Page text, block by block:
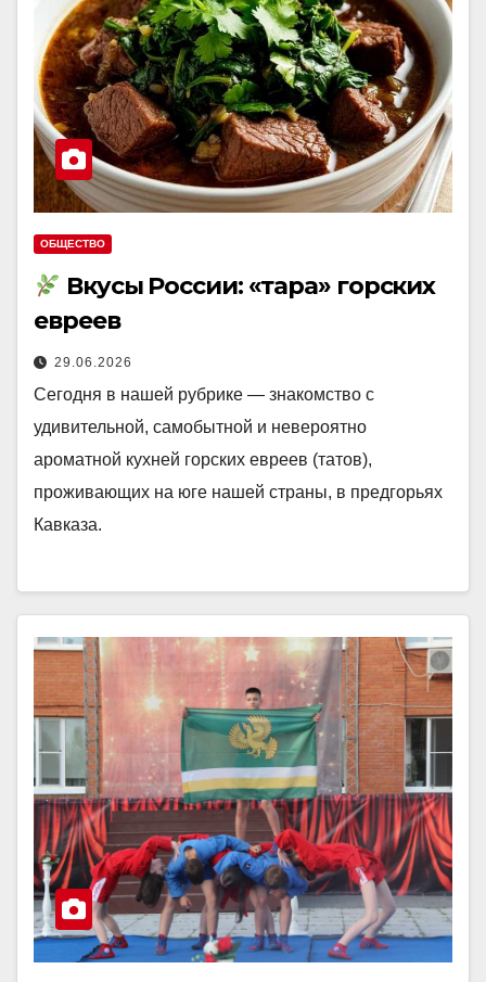
ОБЩЕСТВО
Вкусы России: «тара» горских
евреев
29.06.2026
Сегодня в нашей рубрике — знакомство с
удивительной, самобытной и невероятно
ароматной кухней горских евреев (татов),
проживающих на юге нашей страны, в предгорьях
Кавказа.